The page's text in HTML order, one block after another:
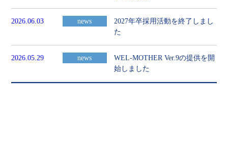
2026.06.03 news
2027年卒採用活動を終了しまし
た
2026.05.29 news
WEL-MOTHER Ver.9の提供を開
始しました